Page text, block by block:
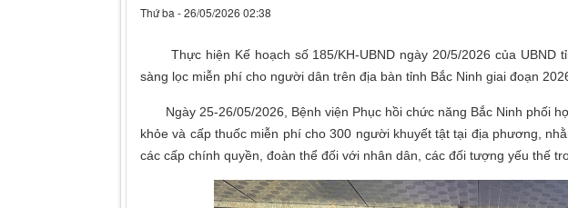
Thứ ba - 26/05/2026 02:38
Thực hiện Kế hoạch số 185/KH-UBND ngày 20/5/2026 của UBND
sàng lọc miễn phí cho người dân trên địa bàn tỉnh Bắc Ninh giai đoạn
Ngày 25-26/05/2026, Bệnh viện Phục hồi chức năng Bắc Ninh phối
khỏe và cấp thuốc miễn phí cho 300 người khuyết tật tại địa phương,
các cấp chính quyền, đoàn thể đối với nhân dân, các đối tượng yếu thế